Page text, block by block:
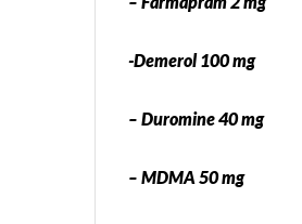
-Demerol 100 mg
– Duromine 40 mg
– MDMA 50 mg